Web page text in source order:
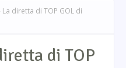
La diretta di TOP GOL di
di TOP